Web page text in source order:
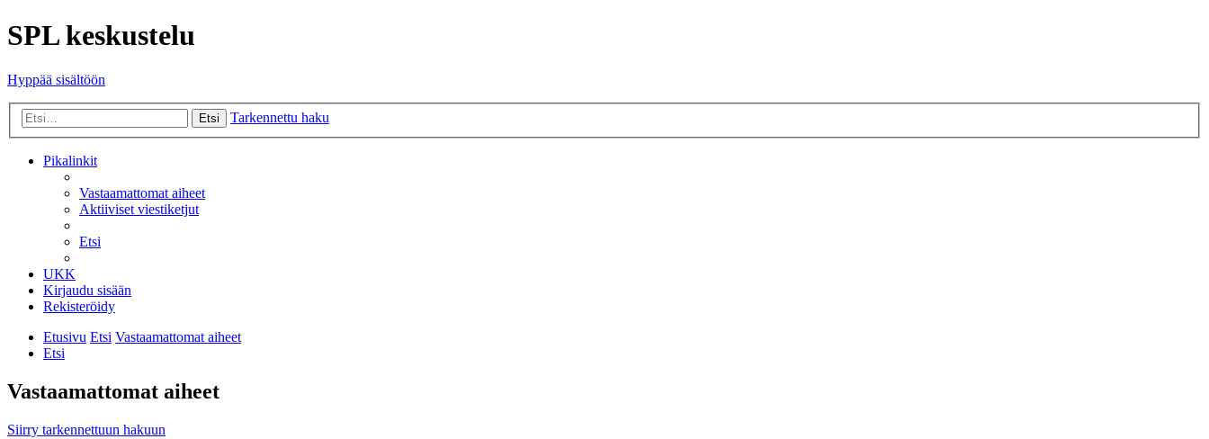
SPL keskustelu
Hyppää sisältöön
Etsi Tarkennettu haku
Pikalinkit
Vastaamattomat aiheet
Aktiiviset viestiketjut
Etsi
UKK
Kirjaudu sisään
Rekisteröidy
Etusivu Etsi Vastaamattomat aiheet
Etsi
Vastaamattomat aiheet
Siirry tarkennettuun hakuun